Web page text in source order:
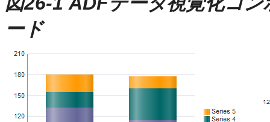
ード